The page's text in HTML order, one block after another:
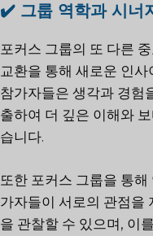
✔️ 그룹 역학과 시너
포커스 그룹의 또 다른
교환을 통해 새로운 인
참가자들은 생각과 경험
출하여 더 깊은 이해와
습니다.
또한 포커스 그룹을 통
가자들이 서로의 관점을
을 관찰할 수 있으며, 이